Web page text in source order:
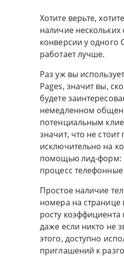
Хотите верьте,
наличие нескольких
конверсии у одного
работает лучше.
Раз уж вы
Pages, значит вы,
будете
немедленном
потенциальным
значит, что не стоит
исключительно на
помощью лид-форм:
процесс
Простое наличие
номера на странице
росту коэффициента
даже если никто не
этого, доступно
приглашений к